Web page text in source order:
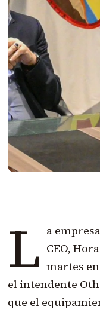
L a
CEO,
martes
el intendente
que el